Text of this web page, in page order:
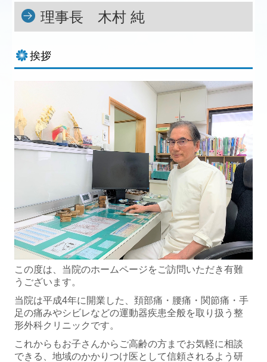
理事長 木村 純
挨拶
この度は、当院のホームページをご訪問いただき有難
うございます。
当院は平成4年に開業した、頚部痛・腰痛・関節痛・手
足の痛みやシビレなどの運動器疾患全般を取り扱う整
形外科クリニックです。
これからもお子さんからご高齢の方までお気軽に相談
できる、地域のかかりつけ医として信頼されるよう研